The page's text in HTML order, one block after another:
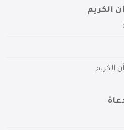
الكريم
الكريم